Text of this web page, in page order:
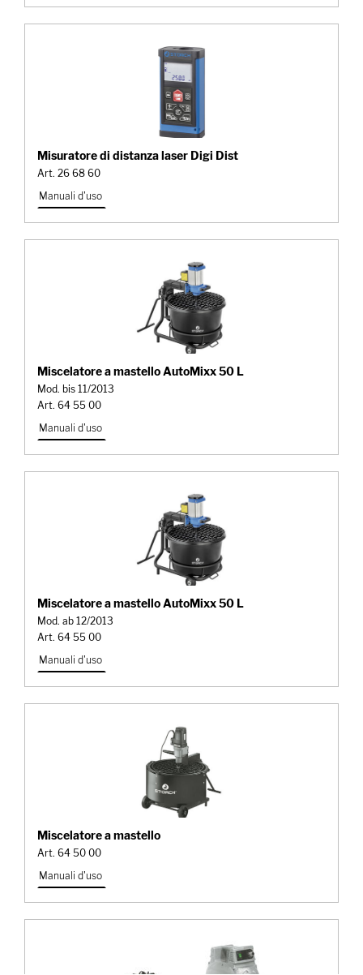
Misuratore di distanza laser Digi Dist
Art. 26 68 60
Manuali d'uso
Miscelatore a mastello AutoMixx 50 L
Mod. bis 11/2013
Art. 64 55 00
Manuali d'uso
Miscelatore a mastello AutoMixx 50 L
Mod. ab 12/2013
Art. 64 55 00
Manuali d'uso
Miscelatore a mastello
Art. 64 50 00
Manuali d'uso